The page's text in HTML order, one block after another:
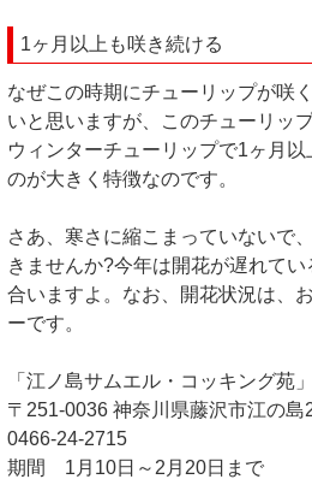
1ヶ月以上も咲き続ける
なぜこの時期にチューリップが咲
いと思いますが、このチューリッ
ウィンターチューリップで1ヶ月
のが大きく特徴なのです。
さあ、寒さに縮こまっていないで
きませんか?今年は開花が遅れて
合いますよ。なお、開花状況は、
ーです。
「江ノ島サムエル・コッキング苑」
〒251-0036 神奈川県藤沢市江の島
0466-24-2715
期間 1月10日～2月20日まで